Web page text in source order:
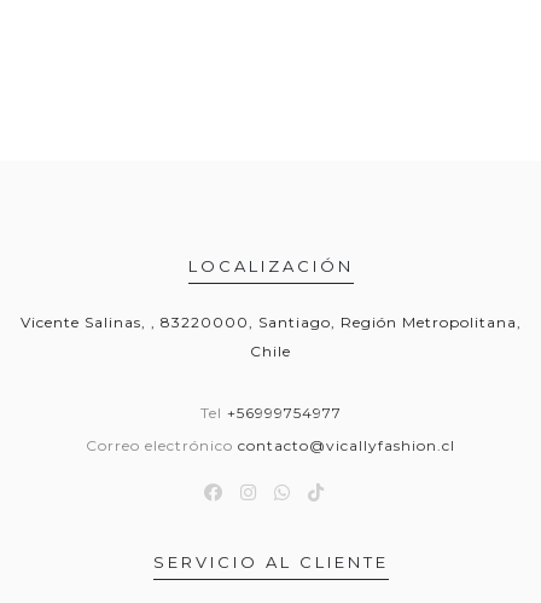
LOCALIZACIÓN
Vicente Salinas, , 83220000, Santiago, Región Metropolitana,
Chile
Tel +56999754977
Correo electrónico contacto@vicallyfashion.cl
SERVICIO AL CLIENTE